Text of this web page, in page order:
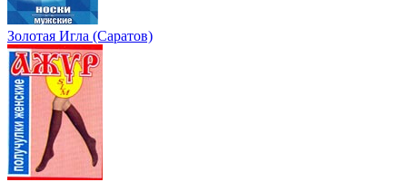
Золотая Игла (Саратов)